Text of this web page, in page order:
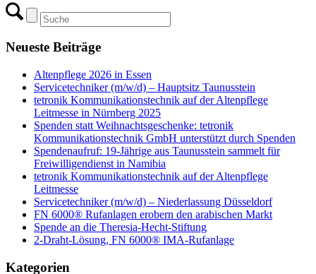
Neueste Beiträge
Altenpflege 2026 in Essen
Servicetechniker (m/w/d) – Hauptsitz Taunusstein
tetronik Kommunikationstechnik auf der Altenpflege
Leitmesse in Nürnberg 2025
Spenden statt Weihnachtsgeschenke: tetronik
Kommunikationstechnik GmbH unterstützt durch Spenden
Spendenaufruf: 19-Jährige aus Taunusstein sammelt für
Freiwilligendienst in Namibia
tetronik Kommunikationstechnik auf der Altenpflege
Leitmesse
Servicetechniker (m/w/d) – Niederlassung Düsseldorf
FN 6000® Rufanlagen erobern den arabischen Markt
Spende an die Theresia-Hecht-Stiftung
2-Draht-Lösung, FN 6000® IMA-Rufanlage
Kategorien